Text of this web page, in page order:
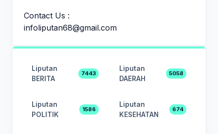
Contact Us :
infoliputan68@gmail.com
Liputan
BERITA
7443
Liputan
DAERAH
5058
Liputan
POLITIK
1586
Liputan
KESEHATAN
674